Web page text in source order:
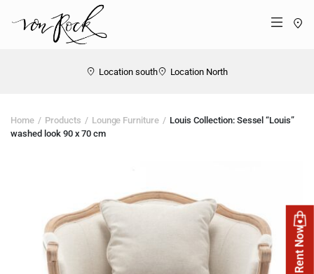
Menü
Location south Location North
Home Products Lounge Furniture
Louis Collection: Sessel “Louis”
washed look 90 x 70 cm
Rent Now